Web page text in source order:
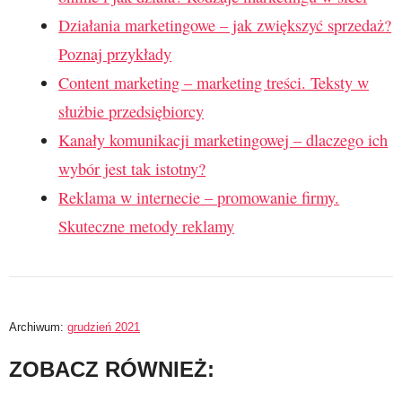
Działania marketingowe – jak zwiększyć sprzedaż?
Poznaj przykłady
Content marketing – marketing treści. Teksty w
służbie przedsiębiorcy
Kanały komunikacji marketingowej – dlaczego ich
wybór jest tak istotny?
Reklama w internecie – promowanie firmy.
Skuteczne metody reklamy
Archiwum: grudzień 2021
ZOBACZ RÓWNIEŻ: